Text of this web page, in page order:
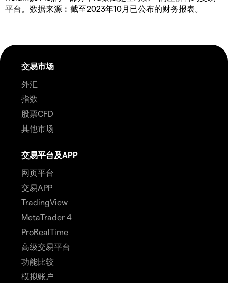
平台。数据来源︰截至2023年10月已公布的财务报表。
交易市场
外汇
指数
股票CFD
其他市场
交易平台及APP
网页平台
交易APP
TradingView
MetaTrader 4
ProRealTime
高级交易平台
功能比较
模拟账户